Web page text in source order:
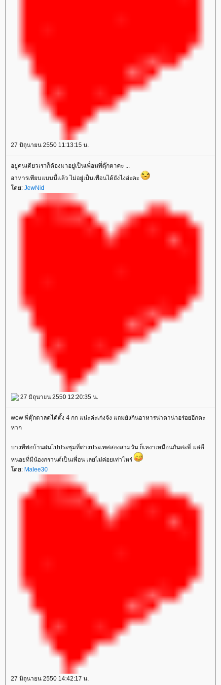
27 มิถุนายน 2550 11:13:15 น.
อยู่คนเดียวเราก็ต้องมาอยู่เป็นเพื่อนพี่ตุ๊กตาคะ ...
อาหารเพียบแบบนี้แล้ว ไม่อยู่เป็นเพื่อนได้ยังไงอ่ะคะ
ดย: JewNid
27 มิถุนายน 2550 12:20:35 น.
wow พี่ตุ๊กตาลดได้ตั้ง 4 กก แน่ะค่ะเก่งจัง แถมยังกินอาหารน่าตาน่าอร่อยอีกตะ
หาก
บางทีพ่อบ้านฝนไปประชุมที่ต่างประเทศสองสามวัน ก็เหงาเหมือนกันค่ะพี่ แต่ดี
หน่อยที่มีน้องกรานต์เป็นเพื่อน เลยไม่ค่อยเท่าไหร่
ดย: Malee30
27 มิถุนายน 2550 14:42:17 น.